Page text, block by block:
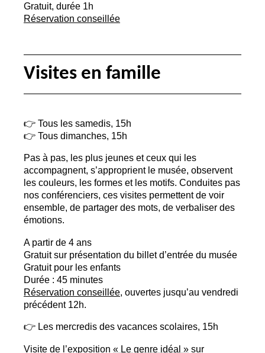
Gratuit, durée 1h
Réservation conseillée
Visites en famille
👉 Tous les samedis, 15h
👉 Tous dimanches, 15h
Pas à pas, les plus jeunes et ceux qui les
accompagnent, s’approprient le musée, observent
les couleurs, les formes et les motifs. Conduites pas
nos conférenciers, ces visites permettent de voir
ensemble, de partager des mots, de verbaliser des
émotions.
A partir de 4 ans
Gratuit sur présentation du billet d’entrée du musée
Gratuit pour les enfants
Durée : 45 minutes
Réservation conseillée, ouvertes jusqu’au vendredi
précédent 12h.
👉 Les mercredis des vacances scolaires, 15h
Visite de l’exposition « Le genre idéal » sur